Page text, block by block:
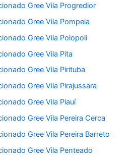
Gree Vila Progredior
Gree Vila Pompeia
Gree Vila Polopoli
Gree Vila Pita
Gree Vila Pirituba
Gree Vila Pirajussara
Gree Vila Piauí
Gree Vila Pereira Cerca
Gree Vila Pereira Barreto
Gree Vila Penteado